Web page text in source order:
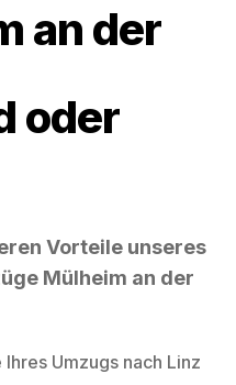
an der
oder
Vorteile unseres
Mülheim an der
Umzugs nach Linz